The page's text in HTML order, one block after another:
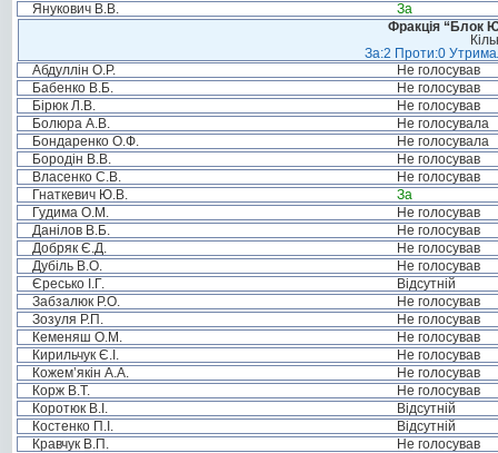
Янукович В.В.
За
Фракція “Блок
За:2 Проти:0
Абдуллін О.Р.
Не голосував
Бабенко В.Б.
Не голосував
Бірюк Л.В.
Не голосував
Болюра А.В.
Не голосувала
Бондаренко О.Ф.
Не голосувала
Бородін В.В.
Не голосував
Власенко С.В.
Не голосував
Гнаткевич Ю.В.
За
Гудима О.М.
Не голосував
Данілов В.Б.
Не голосував
Добряк Є.Д.
Не голосував
Дубіль В.О.
Не голосував
Єресько І.Г.
Відсутній
Забзалюк Р.О.
Не голосував
Зозуля Р.П.
Не голосував
Кеменяш О.М.
Не голосував
Кирильчук Є.І.
Не голосував
Кожем’якін А.А.
Не голосував
Корж В.Т.
Не голосував
Коротюк В.І.
Відсутній
Костенко П.І.
Відсутній
Кравчук В.П.
Не голосував